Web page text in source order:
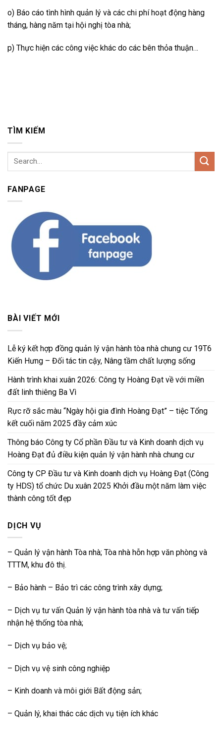
o) Báo cáo tình hình quản lý và các chi phí hoạt động hàng
tháng, hàng năm tại hội nghị tòa nhà;
p) Thực hiện các công việc khác do các bên thỏa thuận…
TÌM KIẾM
FANPAGE
BÀI VIẾT MỚI
Lễ ký kết hợp đồng quản lý vận hành tòa nhà chung cư 19T6
Kiến Hưng – Đối tác tin cậy, Nâng tầm chất lượng sống
Hành trình khai xuân 2026: Công ty Hoàng Đạt về với miền
đất linh thiêng Ba Vì
Rực rỡ sắc màu “Ngày hội gia đình Hoàng Đạt” – tiệc Tổng
kết cuối năm 2025 đầy cảm xúc
Thông báo Công ty Cổ phần Đầu tư và Kinh doanh dịch vụ
Hoàng Đạt đủ điều kiện quản lý vận hành nhà chung cư
Công ty CP Đầu tư và Kinh doanh dịch vụ Hoàng Đạt (Công
ty HDS) tổ chức Du xuân 2025 Khởi đầu một năm làm việc
thành công tốt đẹp
DỊCH VỤ
– Quản lý vận hành Tòa nhà; Tòa nhà hỗn hợp văn phòng và
TTTM, khu đô thị.
– Bảo hành – Bảo trì các công trình xây dựng;
– Dịch vụ tư vấn Quản lý vận hành tòa nhà và tư vấn tiếp
nhận hệ thống tòa nhà;
– Dịch vụ bảo vệ;
– Dịch vụ vệ sinh công nghiệp
– Kinh doanh và môi giới Bất động sản;
– Quản lý, khai thác các dịch vụ tiện ích khác